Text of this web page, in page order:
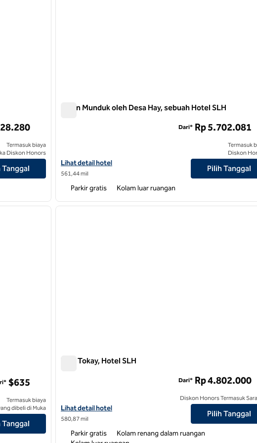
Termasuk biaya
Diskon Honors
Tanggal
Kabin Munduk oleh Desa Hay, sebuah Hotel SLH
Lihat perincian hotel untuk Kabin Munduk oleh Desa Hay, Hotel
Lihat detail hotel
561,44 mil
Dari* Rp 5.702.081
Termasuk
Diskon
Pilih Tanggal
Parkir gratis Kolam luar ruangan
gambar berikutnya
$635
Termasuk biaya
dibeli di Muka
Tanggal
1 dari 11
Villa Tokay, Hotel SLH
Lihat detail hotel untuk Villa Tokay, Hotel SLH
Lihat detail hotel
580,87 mil
Dari* Rp 4.802.000
Diskon Honors Termasuk
Pilih Tanggal
Parkir gratis
Kolam renang dalam ruangan